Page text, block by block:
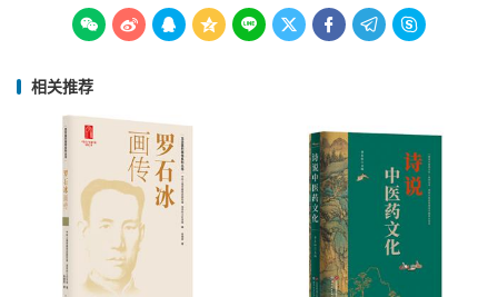
        
相关推荐